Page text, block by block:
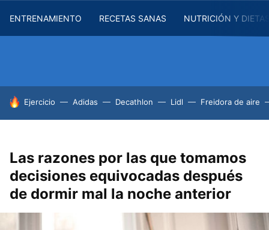
ENTRENAMIENTO RECETAS SANAS NUTRICIÓN Y
HOY SE HABLA DE
Ejercicio Adidas Decathlon Lidl Freidora de aire
Las razones por las que tomamos
decisiones equivocadas después
de dormir mal la noche anterior